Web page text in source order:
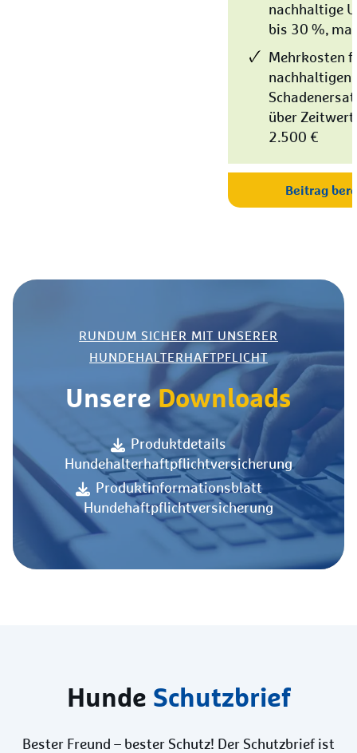
nachhaltige
bis 30 %,
Mehrkosten
nachhaltigen
über
2.500 €
Beitrag
RUNDUM SICHER MIT UNSERER
HUNDEHALTERHAFTPFLICHT
UnsereDownloads
Produktdetails
Hundehalterhaftpflichtversicherung
Produktinformationsblatt
Hundehaftpflichtversicherung
Hunde Schutzbrief
Bester Freund – bester Schutz! Der Schutzbrief ist